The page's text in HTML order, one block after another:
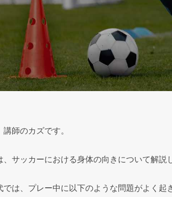
師のカズです。
、サッカーにおける身体の向きについて解説
では、プレー中に以下のような問題がよく起